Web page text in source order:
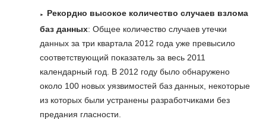
Рекордно высокое количество случаев взлома
баз данных: Общее количество случаев утечки
данных за три квартала 2012 года уже превысило
соответствующий показатель за весь 2011
календарный год. В 2012 году было обнаружено
около 100 новых уязвимостей баз данных, некоторые
из которых были устранены разработчиками без
предания гласности.